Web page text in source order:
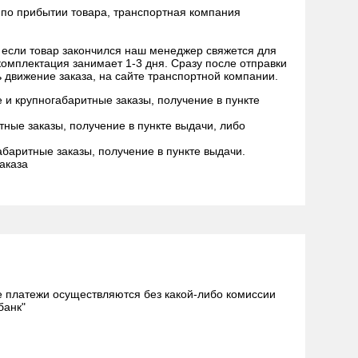
прибытии товара, транспортная компания
товар закончился наш менеджер свяжется для
занимает 1-3 дня. Сразу после отправки
заказа, на сайте транспортной компании.
крупногабаритные заказы, получение в пункте
заказы, получение в пункте выдачи, либо
заказы, получение в пункте выдачи.
осуществляются без какой-либо комиссии